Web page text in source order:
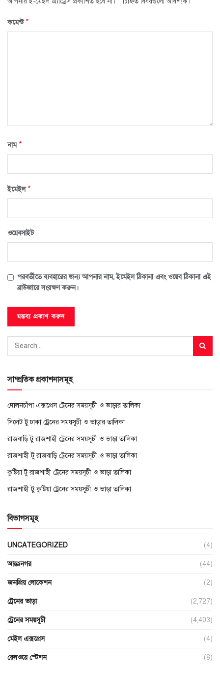
কমেন্ট*
নাম*
ইমেইল*
ওয়েবসাইট
পরবর্তীতে ব্যবহারের জন্য আপনার নাম, ইমেইল ঠিকানা এবং ওয়েব ঠিকানা এই
ব্রাউজারে সংরক্ষণ করুন।
সাম্প্রতিক প্রকাশনাসমূহ
দোলনচাঁপা এক্সপ্রেস ট্রেনের সময়সূচী ও ভাড়ার তালিকা
সিলেট টু ঢাকা ট্রেনের সময়সূচী ও ভাড়ার তালিকা
রাজবাড়ি টু রাজশাহী ট্রেনের সময়সূচী ও ভাড়া তালিকা
রাজশাহী টু রাজবাড়ি ট্রেনের সময়সূচী ও ভাড়া তালিকা
কুষ্টিয়া টু রাজশাহী ট্রেনের সময়সূচী ও ভাড়া তালিকা
রাজশাহী টু কুষ্টিয়া ট্রেনের সময়সূচী ও ভাড়া তালিকা
বিভাগসমূহ
UNCATEGORIZED (4)
আন্তঃনগর (44)
জনপ্রিয় লোকেশন (2)
ট্রেনের ভাড়া (2,727)
ট্রেনের সময়সূচী (4,403)
মেইল এক্সপ্রেস (4)
রেলওয়ে স্টেশন (8)